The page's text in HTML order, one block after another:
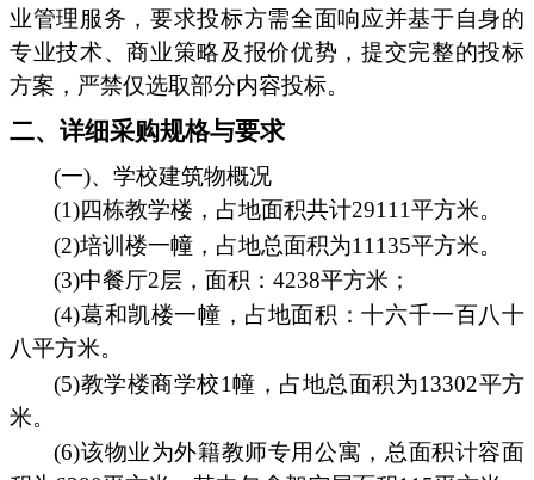
业管理服务，要求投标方需全面响应并基于自身的
专业技术、商业策略及报价优势，提交完整的投标
方案，严禁仅选取部分内容投标。
二、详细采购规格与要求
(一)、学校建筑物概况
(1)四栋教学楼，占地面积共计29111平方米。
(2)培训楼一幢，占地总面积为11135平方米。
(3)中餐厅2层，面积：4238平方米；
(4)葛和凯楼一幢，占地面积：十六千一百八十
八平方米。
(5)教学楼商学校1幢，占地总面积为13302平方
米。
(6)该物业为外籍教师专用公寓，总面积计容面